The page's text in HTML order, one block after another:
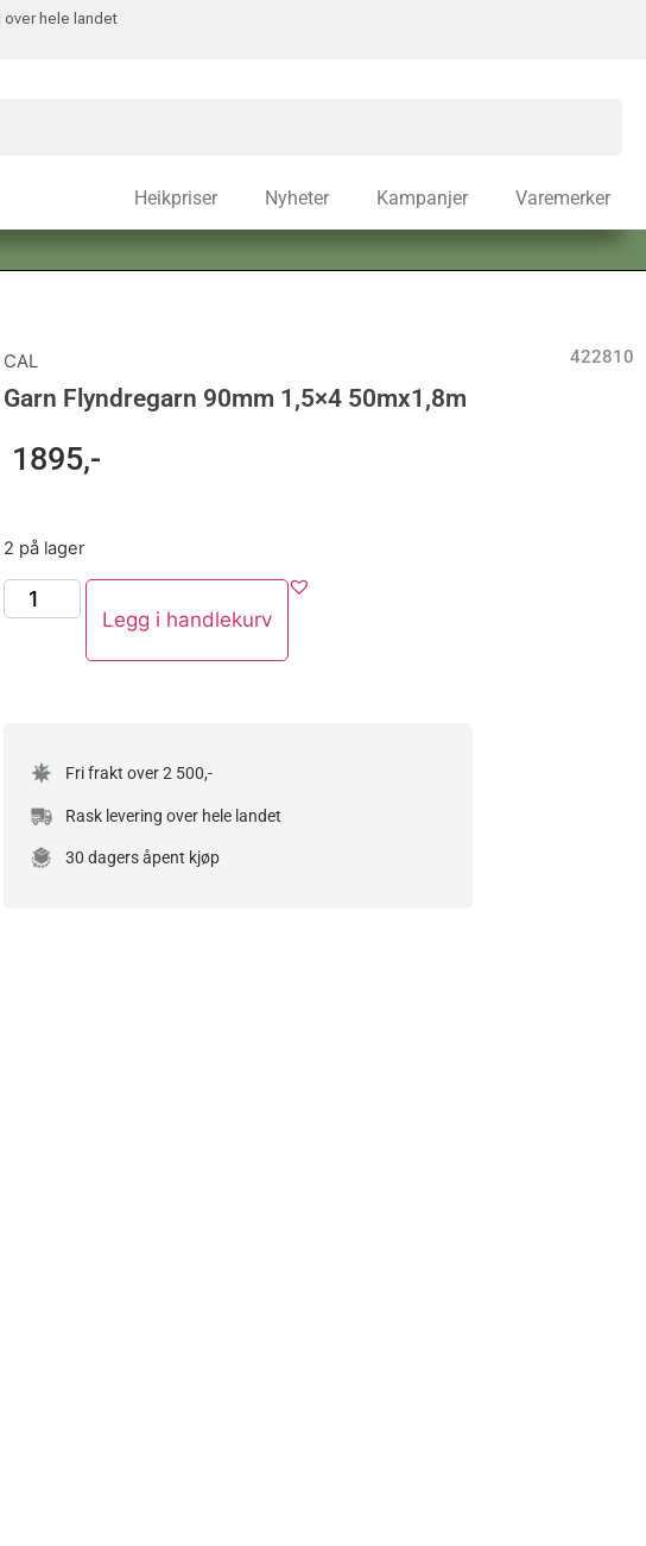
over hele landet
Heikpriser Nyheter Kampanjer Varemerker
CAL 422810
Garn Flyndregarn 90mm 1,5×4 50mx1,8m
1895,-
2 på lager
Legg i handlekurv
Fri frakt over 2 500,-
Rask levering over hele landet
30 dagers åpent kjøp